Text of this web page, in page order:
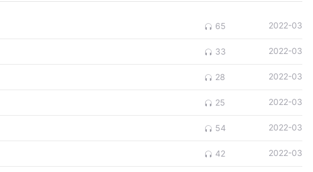
65 2022-03
33 2022-03
28 2022-03
25 2022-03
54 2022-03
42 2022-03